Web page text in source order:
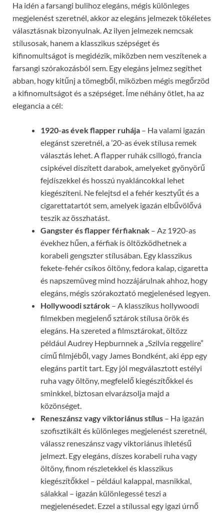
Ha idén a farsangi bulihoz elegáns, mégis különleges
megjelenést szeretnél, akkor az elegáns jelmezek tökéletes
választásnak bizonyulnak. Az ilyen jelmezek nemcsak
stílusosak, hanem a klasszikus szépséget és
kifinomultságot is megidézik, miközben nem veszítenek a
farsangi szórakozásból sem. Egy elegáns jelmez segíthet
abban, hogy kitűnj a tömegből, miközben mégis megőrzöd
a kifinomultságot és a szépséget. Íme néhány ötlet, ha az
elegancia a cél:
1920-as évek flapper ruhája – Ha valami igazán
elegánst szeretnél, a ’20-as évek stílusa remek
választás lehet. A flapper ruhák csillogó, francia
csipkével díszített darabok, amelyeket gyönyörű
fejdíszekkel és hosszú nyakláncokkal lehet
kiegészíteni. Ne felejtsd el a fehér kesztyűt és a
cigarettatartót sem, amelyek igazán elbűvölővá
teszik az összhatást.
Gangster és flapper férfiaknak – Az 1920-as
évekhez hűen, a férfiak is öltözködhetnek a
korabeli gengszter stílusában. Egy klasszikus
fekete-fehér csíkos öltöny, fedora kalap, cigaretta
és napszemüveg mind hozzájárulnak ahhoz, hogy
elegáns, mégis szórakoztató megjelenésed legyen.
Hollywoodi sztárok – A klasszikus hollywoodi
filmekben megjelenő sztárok stílusa örök és
elegáns. Ha szereted a filmsztárokat, öltözz
például Audrey Hepburnnek a „Szilvia reggelire”
című filmjéből, vagy James Bondként, aki épp egy
elegáns partit tart. Egy jól megválasztott estélyi
ruha vagy öltöny, megfelelő kiegészítőkkel és
sminkkel, biztosan elvarázsolja majd a
közönséget.
Reneszánsz vagy viktoriánus stílus – Ha igazán
szofisztikált és különleges megjelenést szeretnél,
válassz reneszánsz vagy viktoriánus ihletésű
jelmezt. Egy elegáns, díszes korabeli ruha vagy
öltöny, finom részletekkel és klasszikus
kiegészítőkkel – például kalappal, masnikkal,
sálakkal – igazán különlegessé teszi a
megjelenésedet. Ezzel a stílussal egy igazi úrnő